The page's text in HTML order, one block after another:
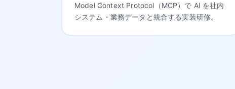
Model Context Protocol（MCP）で AI を社内
システム・業務データと統合する実装研修。